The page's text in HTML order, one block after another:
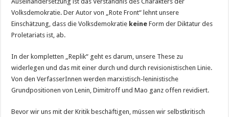
Volksdemokratie. Der Autor von „Rote Front“ lehnt unsere
Einschätzung, dass die Volksdemokratie keine Form der Diktatur des
Proletariats ist, ab.
In der kompletten „Replik“ geht es darum, unsere These zu
widerlegen und das mit einer durch und durch revisionistischen Linie.
Von den VerfasserInnen werden marxistisch-leninistische
Grundpositionen von Lenin, Dimitroff und Mao ganz offen revidiert.
Bevor wir uns mit der Kritik beschäftigen, müssen wir selbstkritisch